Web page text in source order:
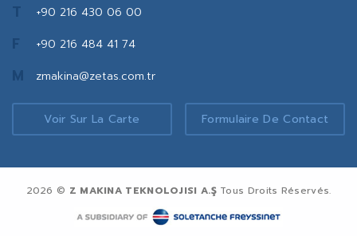
T +90 216 430 06 00
F +90 216 484 41 74
M zmakina@zetas.com.tr
Voir Sur La Carte Formulaire De Contact
2026 © Z MAKINA TEKNOLOJISI A.ŞTous Droits Réservés.